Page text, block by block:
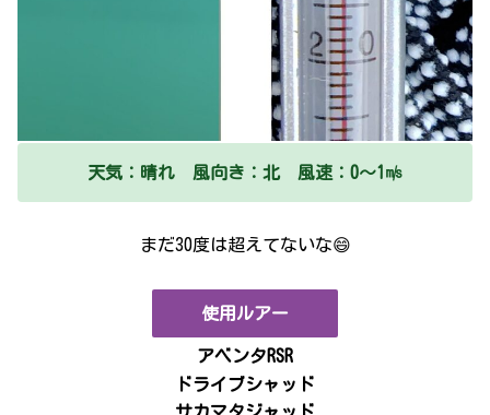
天気：晴れ 風向き：北 風速：0～1㎧
まだ30度は超えてないな😄
使用ルアー
アベンタRSR
ドライブシャッド